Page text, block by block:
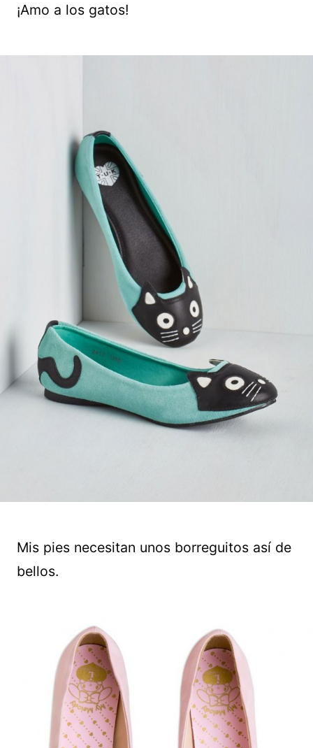
¡Amo a los gatos!
Mis pies necesitan unos borreguitos así de
bellos.